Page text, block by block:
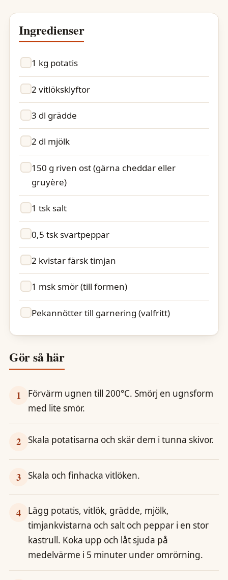
Ingredienser
1 kg potatis
2 vitlöksklyftor
3 dl grädde
2 dl mjölk
150 g riven ost (gärna cheddar eller
gruyère)
1 tsk salt
0,5 tsk svartpeppar
2 kvistar färsk timjan
1 msk smör (till formen)
Pekannötter till garnering (valfritt)
Gör så här
1
Förvärm ugnen till 200°C. Smörj en ugnsform
med lite smör.
2 Skala potatisarna och skär dem i tunna skivor.
3 Skala och finhacka vitlöken.
4
Lägg potatis, vitlök, grädde, mjölk,
timjankvistarna och salt och peppar i en stor
kastrull. Koka upp och låt sjuda på
medelvärme i 5 minuter under omrörning.